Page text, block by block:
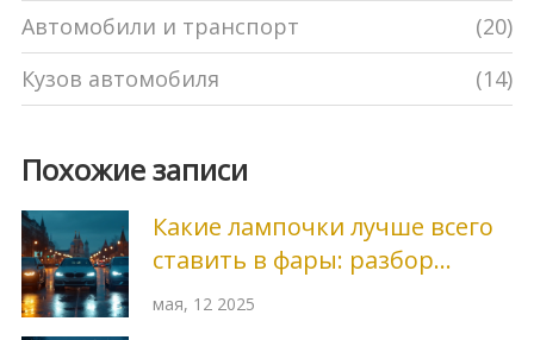
Автомобили и транспорт
(20)
Кузов автомобиля
(14)
Похожие записи
Какие лампочки лучше всего
ставить в фары: разбор
вариантов
мая, 12 2025